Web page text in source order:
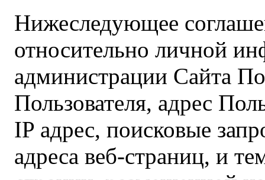
Нижеследующее
относительно личной
администрации Сайта
Пользователя, адрес
IP адрес, поисковые
адреса веб-страниц, и